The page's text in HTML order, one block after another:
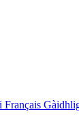
Français